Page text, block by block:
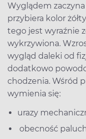
Wyglądem
przybiera kolor
tego jest wyraźnie
wykrzywiona.
wygląd daleki od
dodatkowo
chodzenia. Wśród
wymienia się:
urazy
obecność